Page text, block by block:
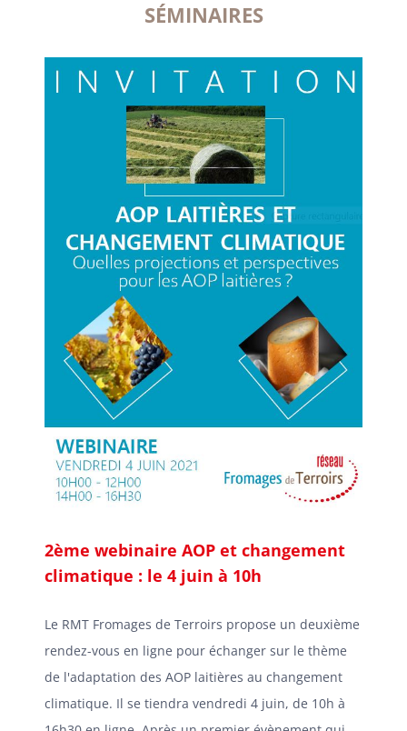
SÉMINAIRES
2ème webinaire AOP et changement
climatique : le 4 juin à 10h
Le RMT Fromages de Terroirs propose un deuxième
rendez-vous en ligne pour échanger sur le thème
de l'adaptation des AOP laitières au changement
climatique. Il se tiendra vendredi 4 juin, de 10h à